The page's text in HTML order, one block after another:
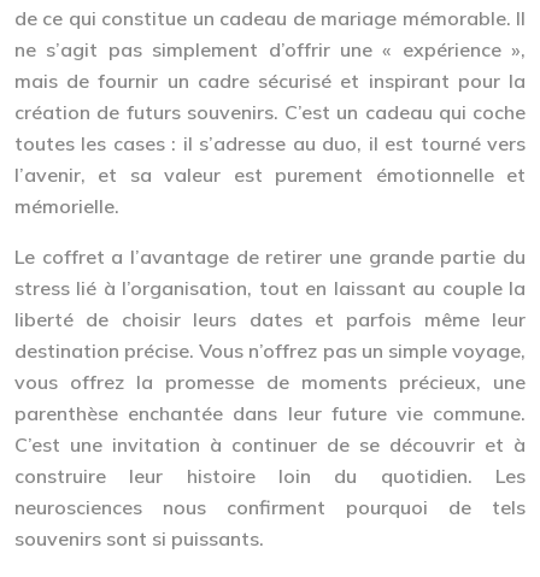
de ce qui constitue un cadeau de mariage mémorable. Il
ne s’agit pas simplement d’offrir une « expérience »,
mais de fournir un cadre sécurisé et inspirant pour la
création de futurs souvenirs. C’est un cadeau qui coche
toutes les cases : il s’adresse au duo, il est tourné vers
l’avenir, et sa valeur est purement émotionnelle et
mémorielle.
Le coffret a l’avantage de retirer une grande partie du
stress lié à l’organisation, tout en laissant au couple la
liberté de choisir leurs dates et parfois même leur
destination précise. Vous n’offrez pas un simple voyage,
vous offrez la promesse de moments précieux, une
parenthèse enchantée dans leur future vie commune.
C’est une invitation à continuer de se découvrir et à
construire leur histoire loin du quotidien. Les
neurosciences nous confirment pourquoi de tels
souvenirs sont si puissants.